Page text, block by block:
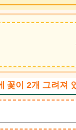
꽃이 2개 그려져